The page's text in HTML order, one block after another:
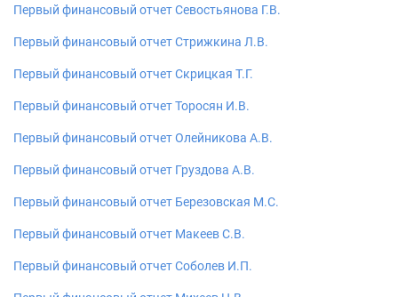
Первый финансовый отчет Севостьянова Г.В.
Первый финансовый отчет Стрижкина Л.В.
Первый финансовый отчет Скрицкая Т.Г.
Первый финансовый отчет Торосян И.В.
Первый финансовый отчет Олейникова А.В.
Первый финансовый отчет Груздова А.В.
Первый финансовый отчет Березовская М.С.
Первый финансовый отчет Макеев С.В.
Первый финансовый отчет Соболев И.П.